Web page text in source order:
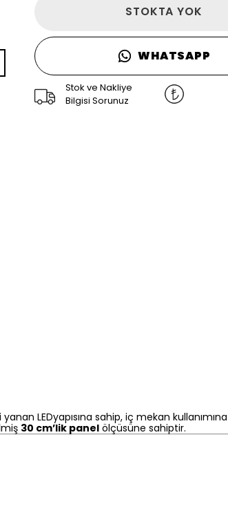
STOKTA YOK
WHATSAPP
Stok ve Nakliye
Bilgisi Sorunuz
LEDyapısına sahip, iç mekan
30 cm’lik panel ölçüsüne sahiptir.